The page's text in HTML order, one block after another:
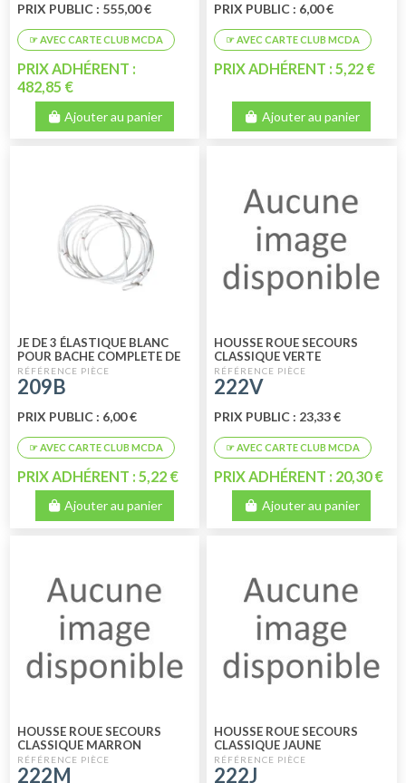
PRIX PUBLIC : 555,00 €
PRIX ADHÉRENT :
482,85 €
Ajouter au panier
PRIX PUBLIC : 6,00 €
PRIX ADHÉRENT : 5,22 €
Ajouter au panier
JE DE 3 ÉLASTIQUE BLANC
POUR BACHE COMPLETE DE
MEHARI
209B
PRIX PUBLIC : 6,00 €
PRIX ADHÉRENT : 5,22 €
Ajouter au panier
HOUSSE ROUE SECOURS
CLASSIQUE VERTE
222V
PRIX PUBLIC : 23,33 €
PRIX ADHÉRENT : 20,30 €
Ajouter au panier
HOUSSE ROUE SECOURS
CLASSIQUE MARRON
222M
HOUSSE ROUE SECOURS
CLASSIQUE JAUNE
222J